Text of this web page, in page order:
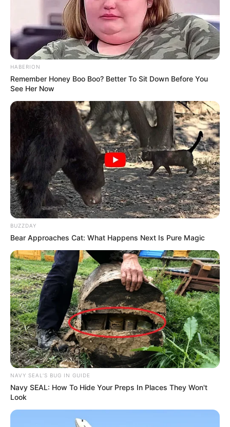
HABERION
Remember Honey Boo Boo? Better To Sit Down Before You
See Her Now
BUZZDAY
Bear Approaches Cat: What Happens Next Is Pure Magic
NAVY SEAL'S BUG IN GUIDE
Navy SEAL: How To Hide Your Preps In Places They Won't
Look